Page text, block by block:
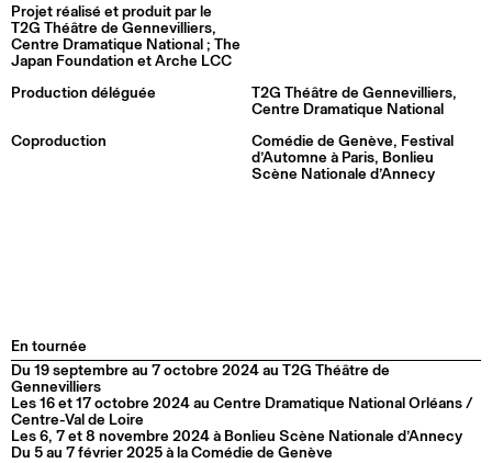
Projet réalisé et produit par le
T2G Théâtre de Gennevilliers,
Centre Dramatique National ; The
Japan Foundation et Arche LCC
Production déléguée
T2G Théâtre de Gennevilliers,
Centre Dramatique National
Coproduction
Comédie de Genève, Festival
d’Automne à Paris, Bonlieu
Scène Nationale d’Annecy
En tournée
Du 19 septembre au 7 octobre 2024 au T2G Théâtre de
Gennevilliers
Les 16 et 17 octobre 2024 au Centre Dramatique National Orléans /
Centre-Val de Loire
Les 6, 7 et 8 novembre 2024 à Bonlieu Scène Nationale d’Annecy
Du 5 au 7 février 2025 à la Comédie de Genève